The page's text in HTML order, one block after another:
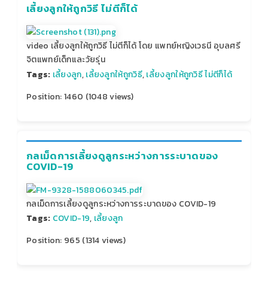
เลี้ยงลูกให้ถูกวิธี ไม่ตีก็ได้
video เลี้ยงลูกให้ถูกวิธี ไม่ตีก็ได้ โดย แพทย์หญิงเวธนี อุบลศรี
จิตแพทย์เด็กและวัยรุ่น
Tags: เลี้ยงลูก,เลี้ยงลูกให้ถูกวิธี,เลี้ยงลูกให้ถูกวิธี ไม่ตีก็ได้
Position:1460 (1048views)
กลเม็ดการเลี้ยงดูลูกระหว่างการระบาดของ
COVID-19
กลเม็ดการเลี้ยงดูลูกระหว่างการระบาดของ COVID-19
Tags: COVID-19, เลี้ยงลูก
Position: 965 (1314views)